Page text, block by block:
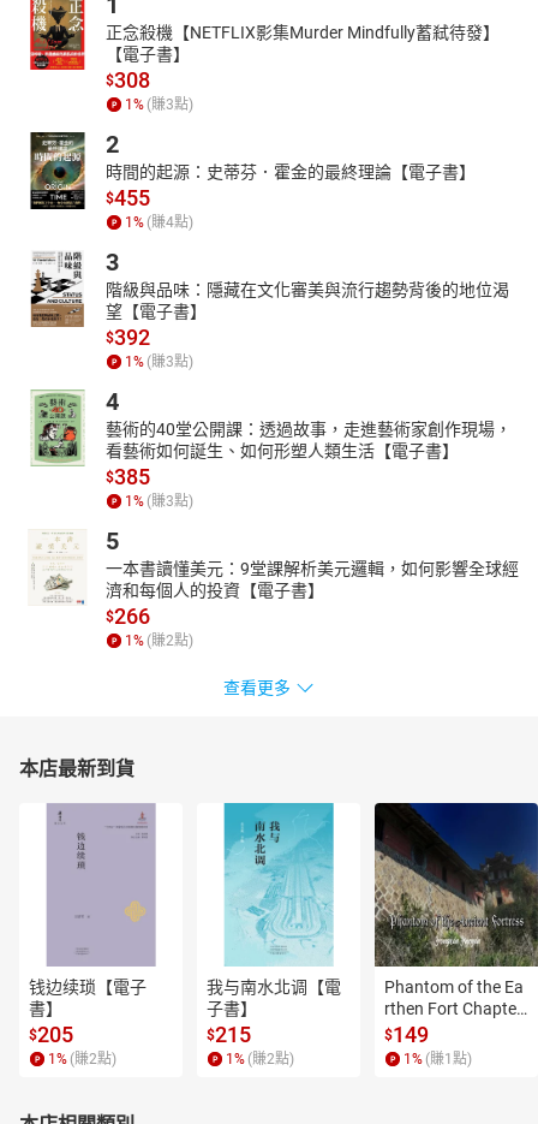
●首次公開以一張來回機票環遊世界的獨門撇步！
●如何以5萬元搞定環遊世界含稅機票！
●各種省錢旅行好用網站總整理！
●免費贈送轉機旅館、半日遊的航空公司及機場全收錄！
名家推薦：
史丹利、查理王、眭澔平、褚士瑩、詩諾懷特 熱血推薦！●按姓名
筆劃序排列
省錢旅遊達人943
聯合報專欄作家、百國玩家美食旅遊俱樂部會長。
曾在英國成功挑戰一週生活費10英鎊卻餐餐有雞腿、蛋糕的留學生
活，從此深信創意能克服種種限制，不必砸大錢也能擁有美好人
生。為證明升斗小民也能花小錢看大世界，數年內親身實驗用不到
40萬元出國旅行數十趟、造訪101國，包括5萬元環遊歐洲3個月。
她深感旅行太有趣而立志讓台灣人花更少代價走更遠，並認為最棒
的省錢旅行是貼近當地人的食衣住行在地生活，無需刻苦或鑽營小
惠，是深度旅行的絕佳方式之一。
943的人生志向不是賺大錢而是替眾人省錢，期望在物價高漲的年代
與讀者一起發揮創意，用一星預算過五星品質的豐富生活。對她來
說，旅行的意義不只是擴展個人視野，更積極推廣「多背一公斤」
的觀念，透過旅行順便傳遞家裡閒置卻完好的物品給當地的公益機
構，對地球村的物資平衡分配盡一份努力，以回報旅行過程中對地
球所造成的負擔。目前致力於以網路、顧問及巡迴演講分享旅行經
寺廟住一晚》、《943帶你超值玩遍馬來西亞》。
943的超值省錢旅行祕笈：blog.xuite.net/iq943/ez37
943的省錢懶人食譜：blog.xuite.net/iq943/recipe
正念殺機【NETFLIX影集Murder Mindfully蓄弒待發】
【電子書】
$308
1 % (賺3點)
2
時間的起源：史蒂芬．霍金的最終理論【電子書】
$455
1 % (賺4點)
3
階級與品味：隱藏在文化審美與流行趨勢背後的地位渴
望【電子書】
$392
1 % (賺3點)
4
藝術的40堂公開課：透過故事，走進藝術家創作現場，
看藝術如何誕生、如何形塑人類生活【電子書】
$385
1 % (賺3點)
5
一本書讀懂美元：9堂課解析美元邏輯，如何影響全球經
濟和每個人的投資【電子書】
$266
1 % (賺2點)
查看更多
本店最新到貨
钱边续琐【電子
書】
$205
1 % (賺2點)
我与南水北调【電
子書】
$215
1 % (賺2點)
Phantom of the Ea
rthen Fort Chapter
4【有聲書】
$149
1 % (賺1 點)